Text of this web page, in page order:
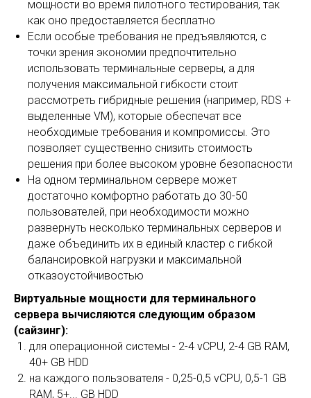
мощности во время пилотного тестирования, так
как оно предоставляется бесплатно
Если особые требования не предъявляются, с
точки зрения экономии предпочтительно
использовать терминальные серверы, а для
получения максимальной гибкости стоит
рассмотреть гибридные решения (например, RDS +
выделенные VM), которые обеспечат все
необходимые требования и компромиссы. Это
позволяет существенно снизить стоимость
решения при более высоком уровне безопасности
На одном терминальном сервере может
достаточно комфортно работать до 30-50
пользователей, при необходимости можно
развернуть несколько терминальных серверов и
даже объединить их в единый кластер с гибкой
балансировкой нагрузки и максимальной
отказоустойчивостью
Виртуальные мощности для терминального
сервера вычисляются следующим образом
(сайзинг):
для операционной системы - 2-4 vCPU, 2-4 GB RAM,
40+ GB HDD
на каждого пользователя - 0,25-0,5 vCPU, 0,5-1 GB
RAM, 5+... GB HDD